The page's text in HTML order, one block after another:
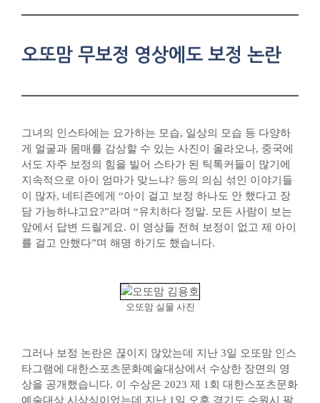
오또맘 무보정 영상에도 보정 논란
그녀의 인스타에는 요가하는 모습, 일상의 모습 등 다양하
게 얼굴과 몸매를 감상할 수 있는 사진이 올라오나, 중국에
서도 자주 보정의 힘을 빌어 스타가 된 틱톡커들이 많기에
지속적으로 아이 엄마가 맞느냐? 등의 의심 섞인 이야기들
이 많자, 네티즌에게 “아이 걸고 보정 하나도 안 했다고 장
담 가능하냐고요?”라며 “유치하다 정말. 모든 사람이 보는
앞에서 답변 드릴게요. 이 영상들 전혀 보정이 없고 제 아이
를 걸고 안했다”며 해명 하기도 했습니다.
오또맘 실물 사진
그러나 보정 논란은 끊이지 않았는데 지난 3일 오또맘 인스
타그램에 대한스포츠문화예술대상에서 수상한 장면의 영
상을 공개했습니다. 이 수상은 2023 제 1회 대한스포츠문화
예술대상 시상식이었는데 지난 1일 오후 경기도 수원시 팔